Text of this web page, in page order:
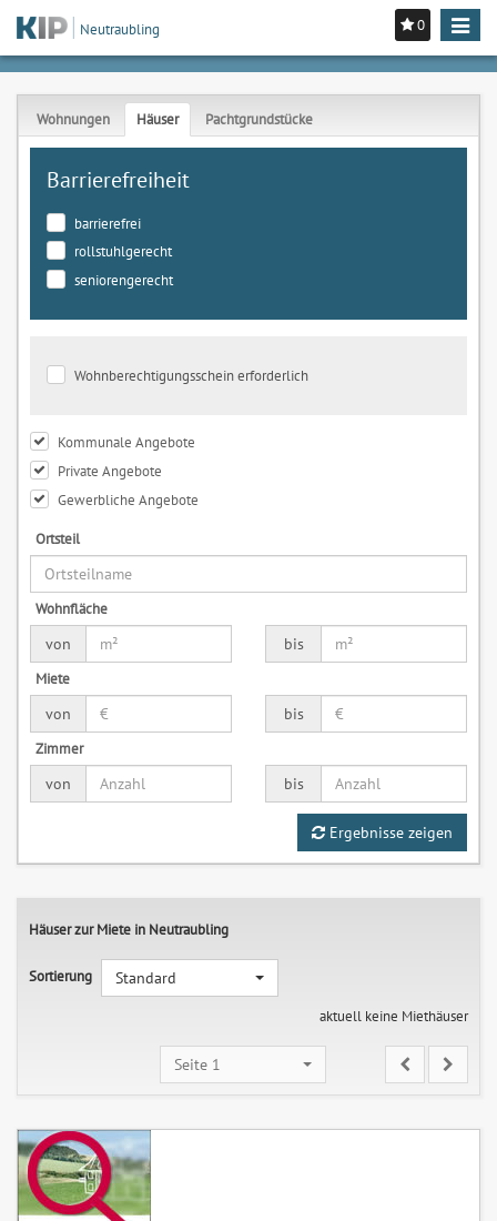
0
Toggle
Neutraubling
Wohnungen Häuser Pachtgrundstücke
Barrierefreiheit
barrierefrei
rollstuhlgerecht
seniorengerecht
Wohnberechtigungsschein erforderlich
Kommunale Angebote
Private Angebote
Gewerbliche Angebote
Ortsteil
Wohnfläche
von
bis
Miete
von
bis
Zimmer
von
bis
Ergebnisse zeigen
Häuser zur Miete in Neutraubling
Sortierung
Standard
aktuell keine Miethäuser
Seite 1